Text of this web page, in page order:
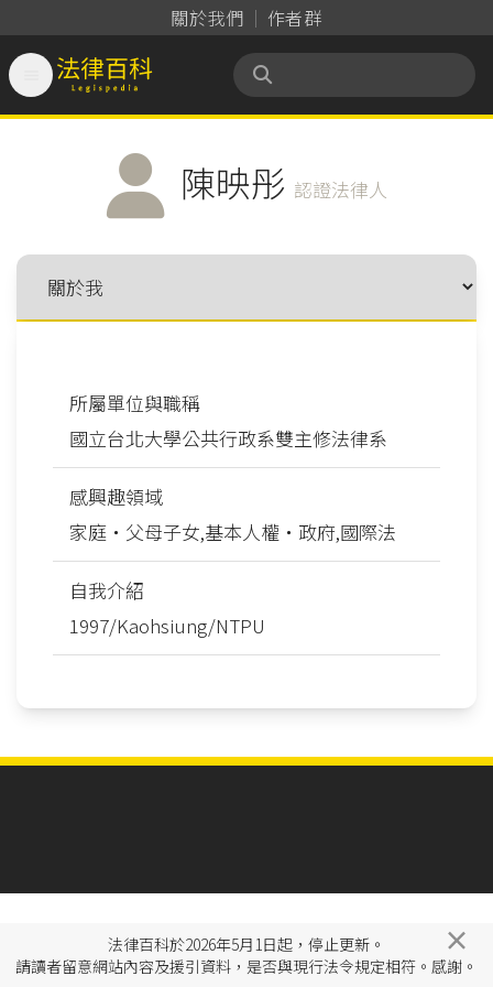
關於我們 作者群
法律百科 Legispedia
陳映彤 認證法律人
所屬單位與職稱
國立台北大學公共行政系雙主修法律系
感興趣領域
家庭‧父母子女,基本人權‧政府,國際法
自我介紹
1997/Kaohsiung/NTPU
法律百科於2026年5月1日起，停止更新。
請讀者留意網站內容及援引資料，是否與現行法令規定相符。感謝。
×